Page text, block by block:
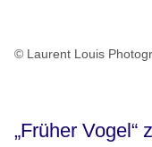
© Laurent Louis
„Früher Vogel“